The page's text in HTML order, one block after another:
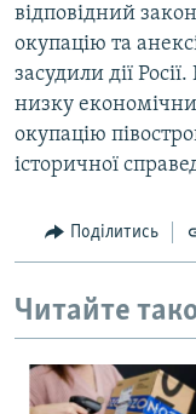
відповідний
окупацію та
засудили дії
низку
окупацію
історичної
Поділитись
Читайте